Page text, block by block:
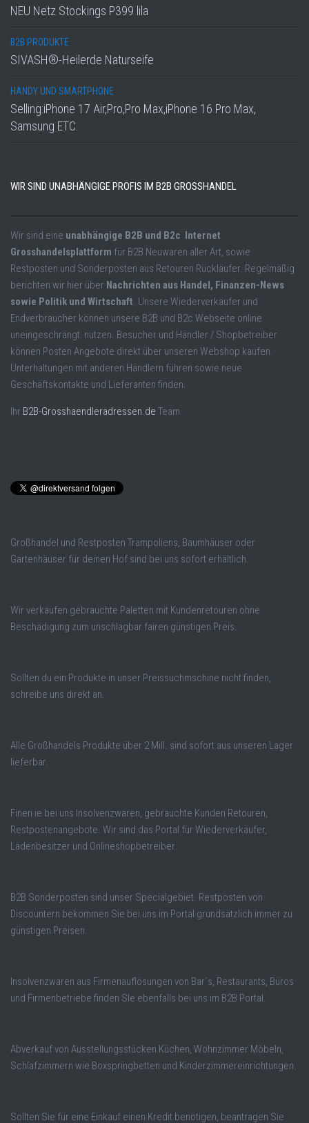
NEU Netz Stockings P399 lila
B2B PRODUKTE
SIVASH®-Heilerde Naturseife
HANDY UND SMARTPHONE
Selling:iPhone 17 Air,Pro,Pro Max,iPhone 16 Pro Max,
Samsung ETC.
WIR SIND UNABHÄNGIGE PROFIS IM B2B GROSSHANDEL
Wir sind eine unabhängige B2B und B2c Internet
Grosshandelsplattform für B2B Neuwaren aller Art, sowie
Restposten und Sonderposten aus Retouren Rückläufer. Regelmäßig
berichten wir hier über Nachrichten aus Handel, Finanzen-News
sowie Politik und Wirtschaft. Unsere Wiederverkäufer und
Endverbraucher können unsere B2B und B2c Webseite online
uneingeschrängt nutzen. Besucher und Händler / Shopbetreiber
können Posten Angebote direkt über unseren Webshop kaufen.
Unterhaltungen mit anderen Händlern führen sowie neue
Geschäftskontakte und Lieferanten finden.
Ihr B2B-Grosshaendleradressen.de Team
Großhandel und Restposten Trampoliens, Baumhäuser oder
Gartenhäuser für deinen Hof sind bei uns sofort erhältlich.
Wir verkaufen gebrauchte Paletten mit Kundenretouren ohne
Beschädigung zum unschlagbar fairen günstigen Preis.
Sollten du ein Produkte in unser Preissuchmschine nicht finden,
schreibe uns direkt an.
Alle Großhandels Produkte über 2 Mill. sind sofort aus unseren Lager
lieferbar.
Finen ie bei uns Insolvenzwaren, gebrauchte Kunden Retouren,
Restpostenangebote. Wir sind das Portal für Wiederverkäufer,
Ladenbesitzer und Onlineshopbetreiber.
B2B Sonderposten sind unser Specialgebiet. Restposten von
Discountern bekommen Sie bei uns im Portal grundsätzlich immer zu
günstigen Preisen.
Insolvenzwaren aus Firmenauflösungen von Bar´s, Restaurants, Büros
und Firmenbetriebe finden SIe ebenfalls bei uns im B2B Portal.
Abverkauf von Ausstellungsstücken Küchen, Wohnzimmer Möbeln,
Schlafzimmern wie Boxspringbetten und Kinderzimmereinrichtungen.
Sollten Sie für eine Einkauf einen Kredit benötigen, beantragen Sie